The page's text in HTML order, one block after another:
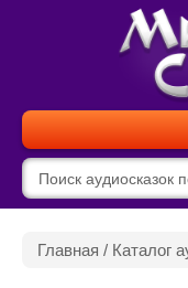
Главная / Каталог